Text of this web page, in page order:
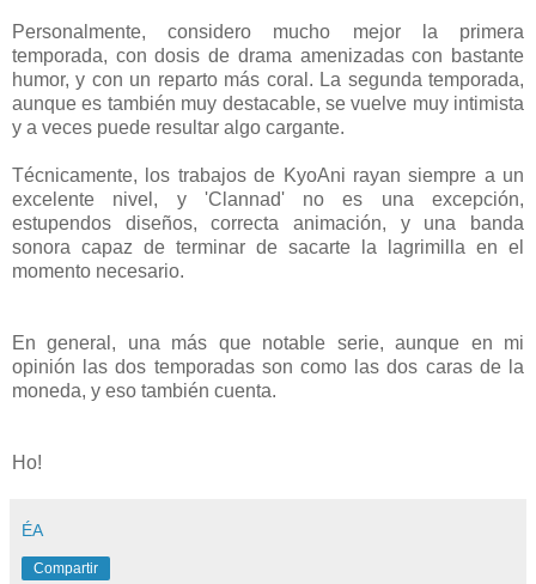
Personalmente, considero mucho mejor la primera
temporada, con dosis de drama amenizadas con bastante
humor, y con un reparto más coral. La segunda temporada,
aunque es también muy destacable, se vuelve muy intimista
y a veces puede resultar algo cargante.
Técnicamente, los trabajos de KyoAni rayan siempre a un
excelente nivel, y 'Clannad' no es una excepción,
estupendos diseños, correcta animación, y una banda
sonora capaz de terminar de sacarte la lagrimilla en el
momento necesario.
En general, una más que notable serie, aunque en mi
opinión las dos temporadas son como las dos caras de la
moneda, y eso también cuenta.
Ho!
ÉA
Compartir